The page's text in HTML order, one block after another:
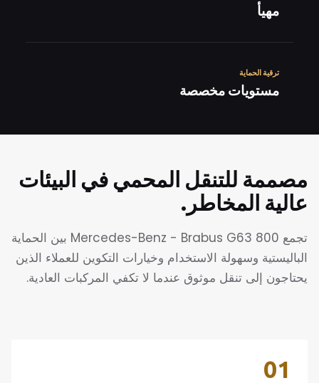
مهيأ
ترقية الحماية
مستويات مخصصة
مصممة للتنقل المحمي في البيئات
عالية المخاطر.
تجمع Mercedes-Benz - Brabus G63 800 بين الحماية
الباليستية وسهولة الاستخدام وخيارات التكوين للعملاء الذين
يحتاجون إلى تنقل موثوق عندما لا تكفي المركبات العادية.
01